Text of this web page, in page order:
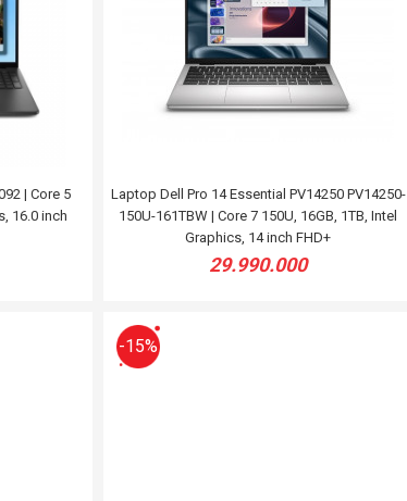
| Core 5
16.0 inch
Laptop Dell Pro 14 Essential PV14250 PV14250-
150U-161TBW | Core 7 150U, 16GB, 1TB, Intel
Graphics, 14 inch FHD+
29.990.000
-15%